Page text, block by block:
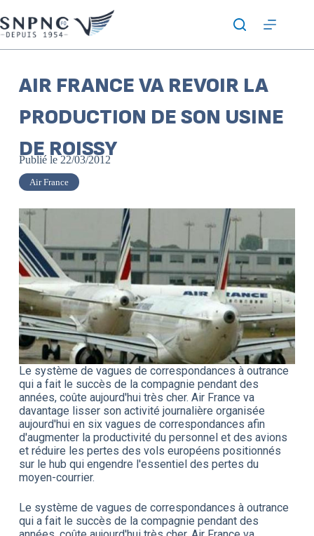
AIR FRANCE VA REVOIR LA
PRODUCTION DE SON USINE
DE ROISSY
Publié le 22/03/2012
Air France
Le système de vagues de correspondances à outrance
qui a fait le succès de la compagnie pendant des
années, coûte aujourd'hui très cher. Air France va
davantage lisser son activité journalière organisée
aujourd'hui en six vagues de correspondances afin
d'augmenter la productivité du personnel et des avions
et réduire les pertes des vols européens positionnés
sur le hub qui engendre l'essentiel des pertes du
moyen-courrier.
Le système de vagues de correspondances à outrance
qui a fait le succès de la compagnie pendant des